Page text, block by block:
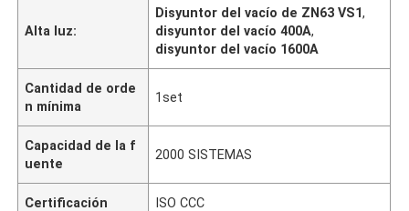
Alta luz:
Disyuntor del vacío de ZN63 VS1,
disyuntor del vacío 400A,
disyuntor del vacío 1600A
Cantidad de orde
n mínima
1set
Capacidad de la f
uente
2000 SISTEMAS
Certificación ISO CCC